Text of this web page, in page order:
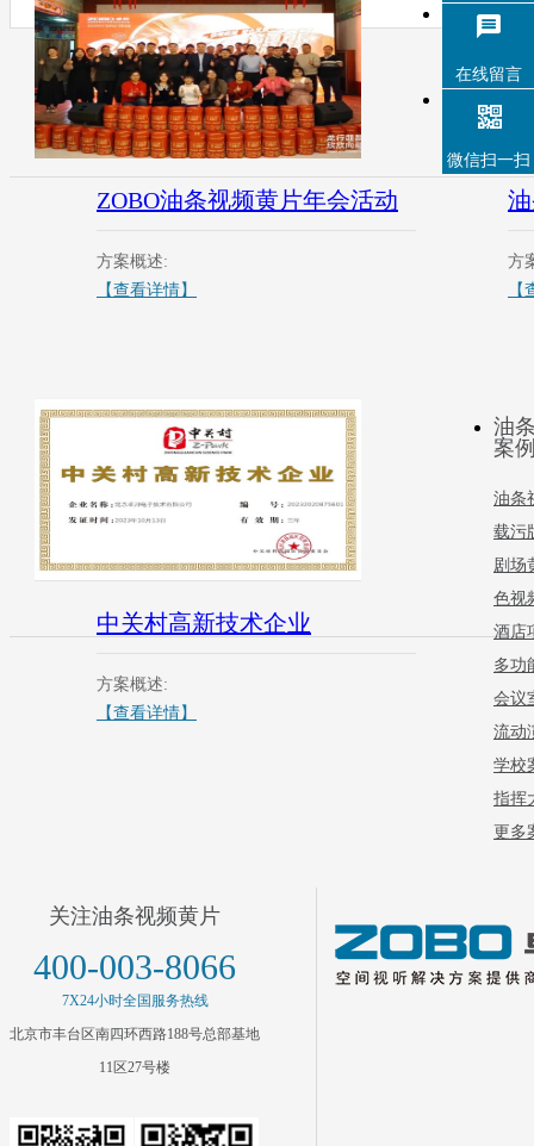
ZOBO油条视频黄片年会活动
方案概述:
【查看详情】
方
中关村高新技术企业
方案概述:
【查看详情】
油
案
油条
载污
剧场
色视
酒店
多功
会议
流动
学校
指挥
更多
关注油条视频黄片
400-003-8066
7X24小时全国服务热线
北京市丰台区南四环西路188号总部基地
11区27号楼
在线留言
微信扫一扫